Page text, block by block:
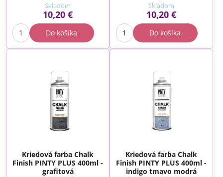
Skladom
10,20 €
Do košíka
Skladom
10,20 €
Do košíka
Kriedová farba Chalk
Finish PINTY PLUS 400ml -
grafitová
Kriedová farba Chalk
Finish PINTY PLUS 400ml -
indigo tmavo modrá